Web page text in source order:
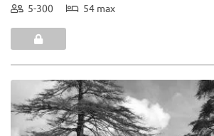
5-300 54 max